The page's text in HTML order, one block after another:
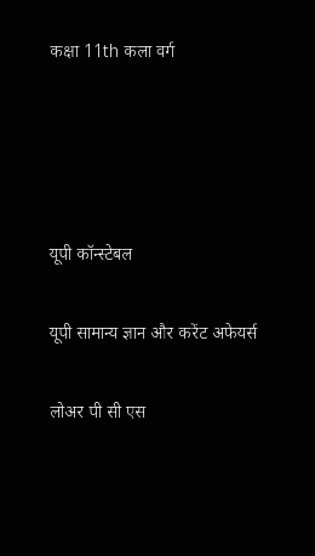
कक्षा 11th कला वर्ग
यूपी कॉन्स्टेबल
यूपी सामान्य ज्ञान और करेंट अफेयर्स
लोअर पी सी एस